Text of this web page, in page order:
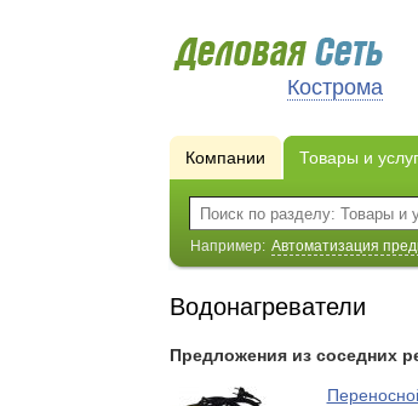
Кострома
Компании Товары и
Например: Автоматизация
Водонагреватели
Предложения из соседних